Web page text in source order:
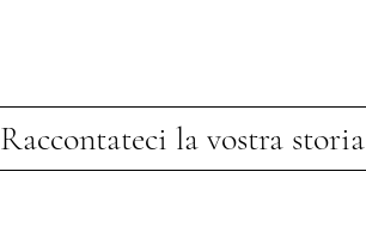
Raccontateci la vostra storia